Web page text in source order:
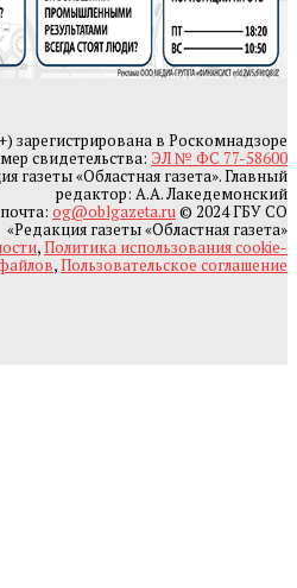
зарегистрирована в Роскомнадзоре
свидетельства: ЭЛ № ФС 77-58600
газеты «Областная газета». Главный
редактор: А.А. Лакедемонский
og@oblgazeta.ru© 2024 ГБУ СО
«Редакция газеты «Областная газета»
,Политика использования cookie-
,Пользовательское соглашение